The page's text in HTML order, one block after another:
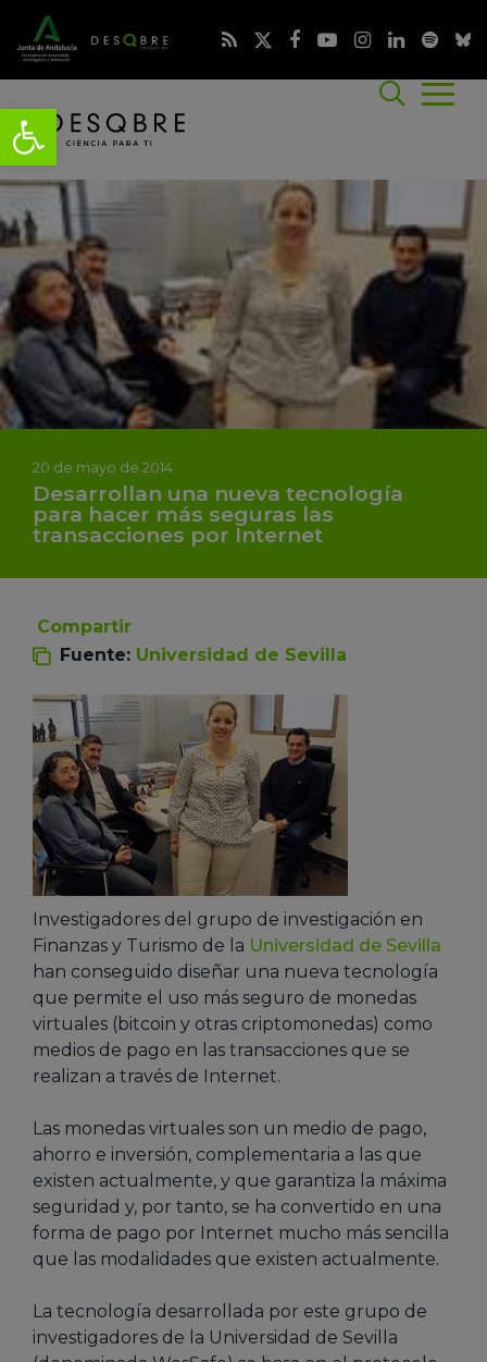
20 de mayo de 2014
Desarrollan una nueva tecnología
para hacer más seguras las
transacciones por Internet
Compartir
Fuente: Universidad de Sevilla
Investigadores del grupo de investigación en
Finanzas y Turismo de la Universidad de Sevilla
han conseguido diseñar una nueva tecnología
que permite el uso más seguro de monedas
virtuales (bitcoin y otras criptomonedas) como
medios de pago en las transacciones que se
realizan a través de Internet.
Las monedas virtuales son un medio de pago,
ahorro e inversión, complementaria a las que
existen actualmente, y que garantiza la máxima
seguridad y, por tanto, se ha convertido en una
forma de pago por Internet mucho más sencilla
que las modalidades que existen actualmente.
La tecnología desarrollada por este grupo de
investigadores de la Universidad de Sevilla